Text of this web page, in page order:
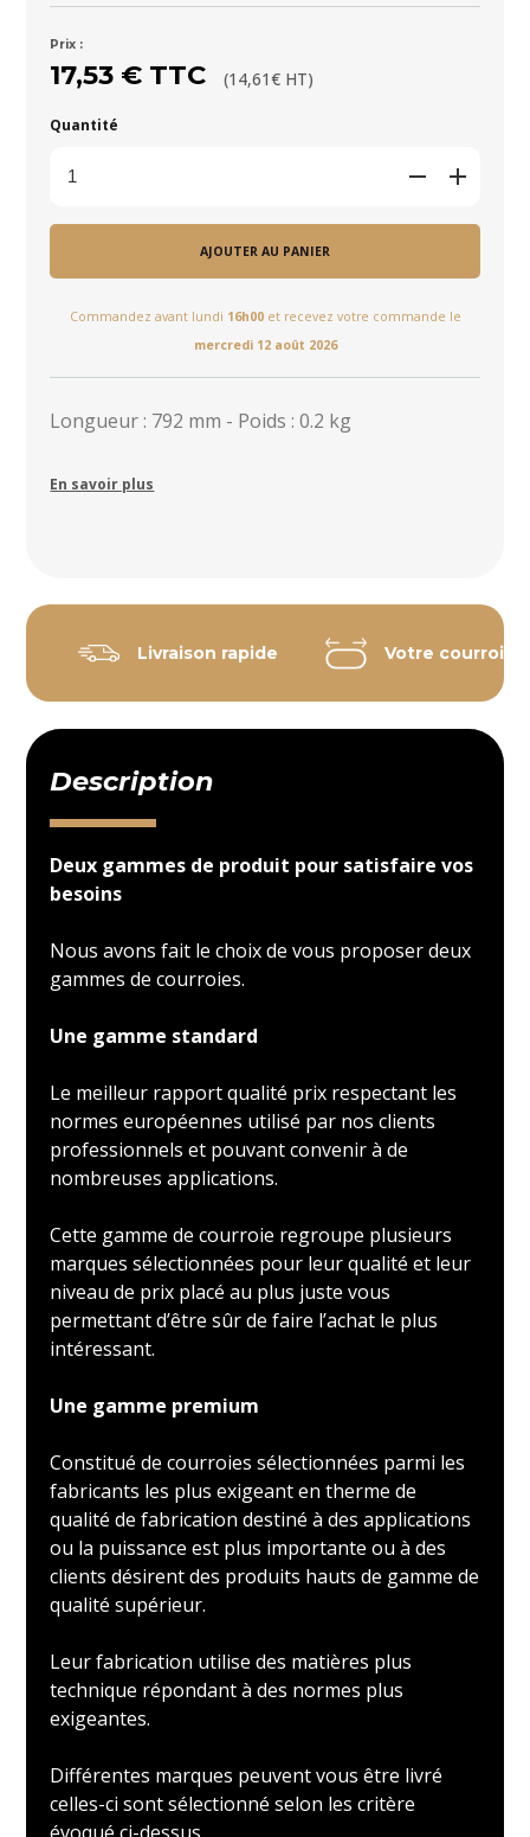
Prix :
17,53 € TTC (14,61€ HT)
Quantité
AJOUTER AU PANIER
Commandez avant lundi 16h00et recevez votre commande le
mercredi 12 août 2026
Longueur : 792 mm - Poids : 0.2 kg
En savoir plus
Livraison rapide Votre courroie
Description
Deux gammes de produit pour satisfaire vos
besoins
Nous avons fait le choix de vous proposer deux
gammes de courroies.
Une gamme standard
Le meilleur rapport qualité prix respectant les
normes européennes utilisé par nos clients
professionnels et pouvant convenir à de
nombreuses applications.
Cette gamme de courroie regroupe plusieurs
marques sélectionnées pour leur qualité et leur
niveau de prix placé au plus juste vous
permettant d’être sûr de faire l’achat le plus
intéressant.
Une gamme premium
Constitué de courroies sélectionnées parmi les
fabricants les plus exigeant en therme de
qualité de fabrication destiné à des applications
ou la puissance est plus importante ou à des
clients désirent des produits hauts de gamme de
qualité supérieur.
Leur fabrication utilise des matières plus
technique répondant à des normes plus
exigeantes.
Différentes marques peuvent vous être livré
celles-ci sont sélectionné selon les critère